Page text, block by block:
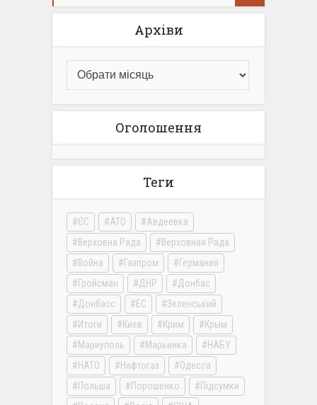
Архіви
Оголошення
Теги
ЄС АТО
Авдеевка
Верховна Рада
Верховная Рада
Война
Газпром
Германия
Гройсман
ДНР
Донбас
Донбасс
ЕС
Зеленський
Итоги
Киев Крим
Крым
Мариуполь
Марьинка
НАБУ
НАТО
Нафтогаз
Одесса
Польша
Порошенко
Підсумки